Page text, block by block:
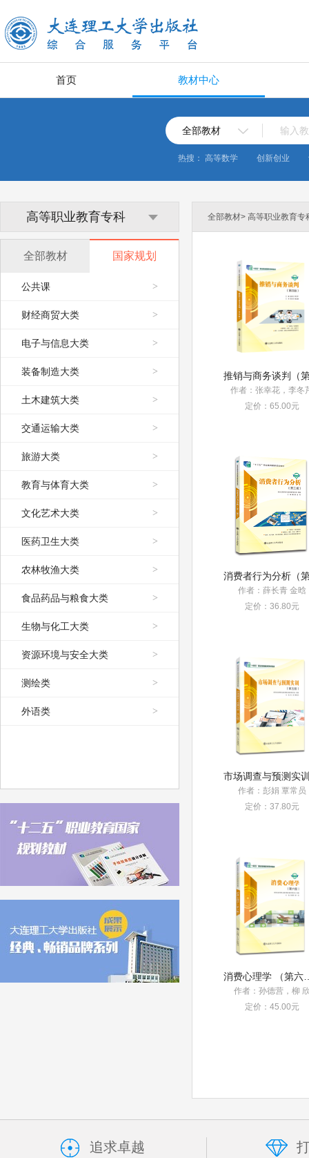
首页 教材中心
全部教材 输入
热搜： 高等数学 创新创业
高等职业教育专科
全部教材 国家规划
公共课 >
财经商贸大类 >
电子与信息大类 >
装备制造大类 >
土木建筑大类 >
交通运输大类 >
旅游大类 >
教育与体育大类 >
文化艺术大类 >
医药卫生大类 >
农林牧渔大类 >
食品药品与粮食大类 >
生物与化工大类 >
资源环境与安全大类 >
测绘类 >
外语类 >
全部教材> 高等职业教育
作者：张幸花，李冬
定价：65.00元
作者：薛长青 金晗
定价：36.80元
作者：彭娟 覃常员
定价：37.80元
作者：孙德营，柳
定价：45.00元
追求卓越